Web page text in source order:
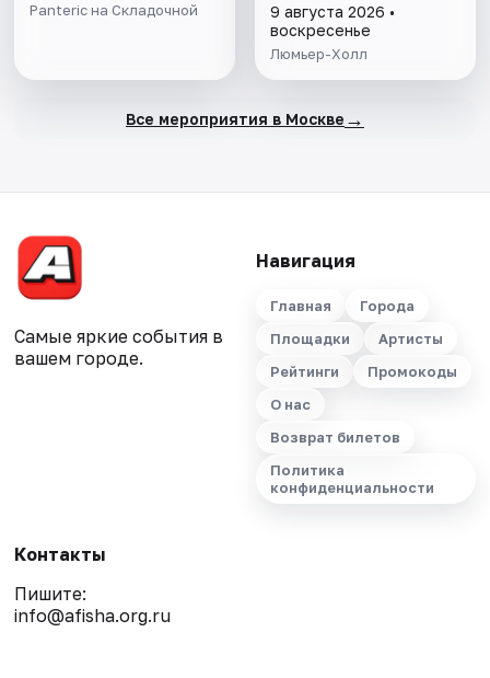
Panteric на Складочной
9 августа 2026 •
воскресенье
Люмьер-Холл
Все мероприятия в Москве →
Самые яркие события в
вашем городе.
Навигация
Главная
Города
Площадки
Артисты
Рейтинги
Промокоды
О нас
Возврат билетов
Политика
конфиденциальности
Контакты
Пишите:
info@afisha.org.ru